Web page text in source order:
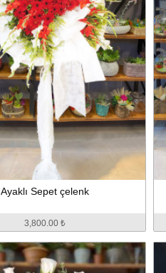
Ayaklı Sepet çelenk
3,800.00 ₺